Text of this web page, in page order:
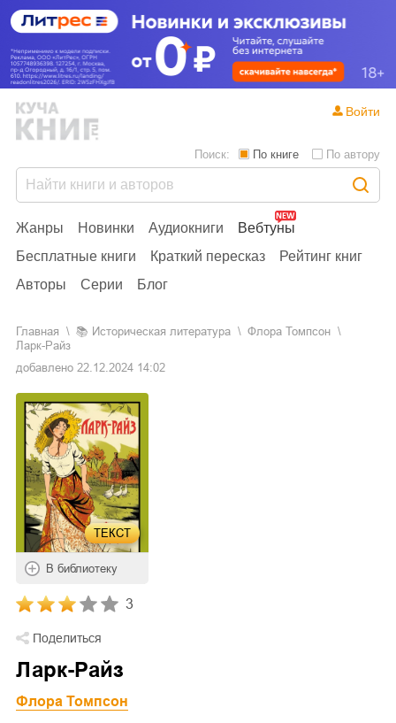
Жанры Новинки Аудиокниги
Вебтуны
Бесплатные книги
Краткий пересказ
Рейтинг книг
Авторы
Серии Блог
Поиск: По книге По автору
Войти
Главная 📚 историческая литература
Флора Томпсон
Ларк-Райз
добавлено 22.12.2024 14:02
ТЕКСТ
В библиотеку
3
Поделиться
Ларк-Райз
Флора Томпсон